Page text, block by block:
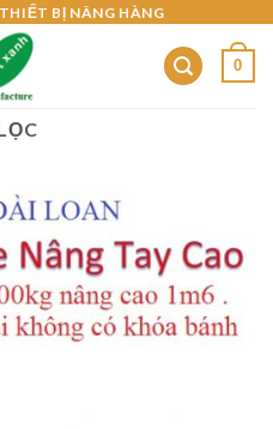
BỊ NÂNG HÀNG
0